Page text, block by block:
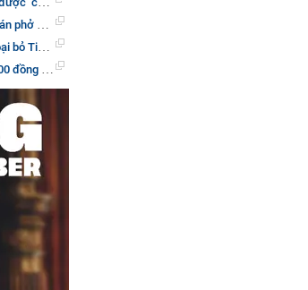
nổi căn nhà
‘khóc ròng’
hơn 1.500%